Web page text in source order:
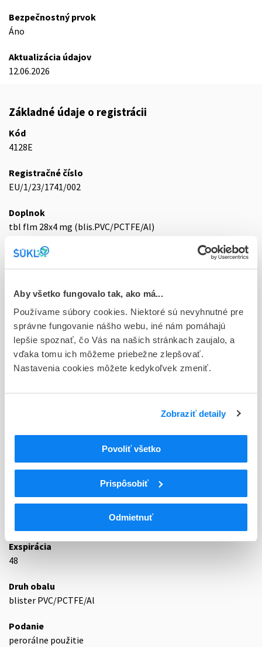
Aby všetko fungovalo tak, ako má...
Používame súbory cookies. Niektoré sú nevyhnutné pre
správne fungovanie nášho webu, iné nám pomáhajú
lepšie spoznať, čo Vás na našich stránkach zaujalo, a
vďaka tomu ich môžeme priebežne zlepšovať.
Nastavenia cookies môžete kedykoľvek zmeniť.
Zobraziť detaily
Povoliť všetko
Prispôsobiť
Odmietnuť
Bezpečnostný prvok
Áno
Aktualizácia údajov
12.06.2026
Základné údaje o registrácii
Kód
4128E
Registračné číslo
EU/1/23/1741/002
Doplnok
tbl flm 28x4 mg (blis.PVC/PCTFE/Al)
Stav
Ex - EU registrácia s podmienkou (Nar. EK 2001/83/EC,§127a)
Typ registračnej procedúry
Európska
Držiteľ, krajina
Taiho Pharma Netherlands B.V., Holandsko
Indikačná skupina
L01
Cytostatiká
Inhibítory proteínkinázy
L01EN
Inhibítory receptora fibroblastového
rastového faktora (FGFR) tyrozínkinázy
Exspirácia
48
Druh obalu
blister PVC/PCTFE/Al
Podanie
perorálne použitie